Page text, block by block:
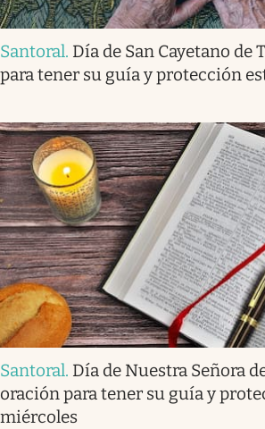
Santoral. Día de San Cayetano de
para tener su guía y protección
Santoral. Día de Nuestra Señora
oración para tener su guía y
miércoles